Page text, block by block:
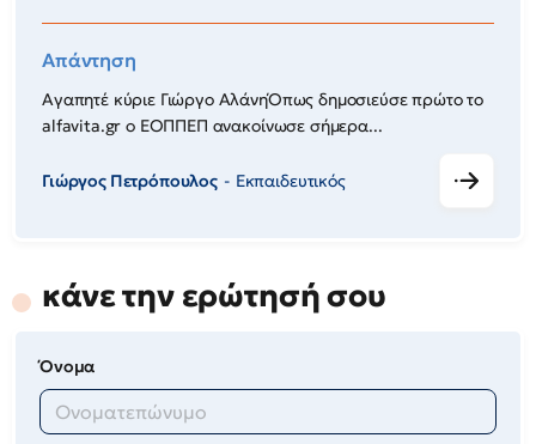
Απάντηση
Αγαπητέ κύριε Γιώργο ΑλάνηΌπως δημοσιεύσε πρώτο το
alfavita.gr ο ΕΟΠΠΕΠ ανακοίνωσε σήμερα...
Γιώργος Πετρόπουλος Εκπαιδευτικός
κάνε την ερώτησή σου
Όνομα